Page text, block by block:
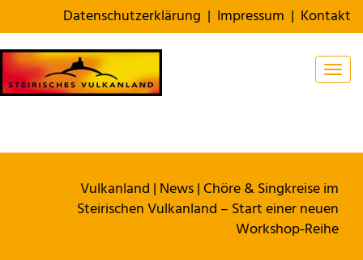
Datenschutzerklärung | Impressum | Kontakt
Vulkanland | News|Chöre & Singkreise im
Steirischen Vulkanland – Start einer neuen
Workshop-Reihe